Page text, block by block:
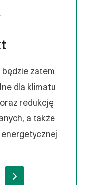
będzie zatem
dla klimatu
redukcję
a także